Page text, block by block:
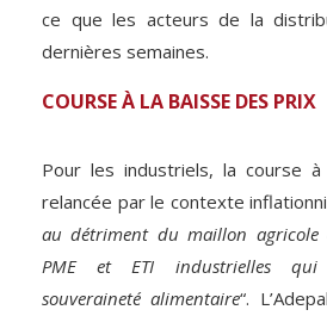
ce que les acteurs de la
dernières semaines.
COURSE À LA BAISSE DES PRIX
Pour les industriels, la course
relancée par le contexte
au détriment du maillon
PME et ETI industrielles qui
souveraineté alimentaire“.